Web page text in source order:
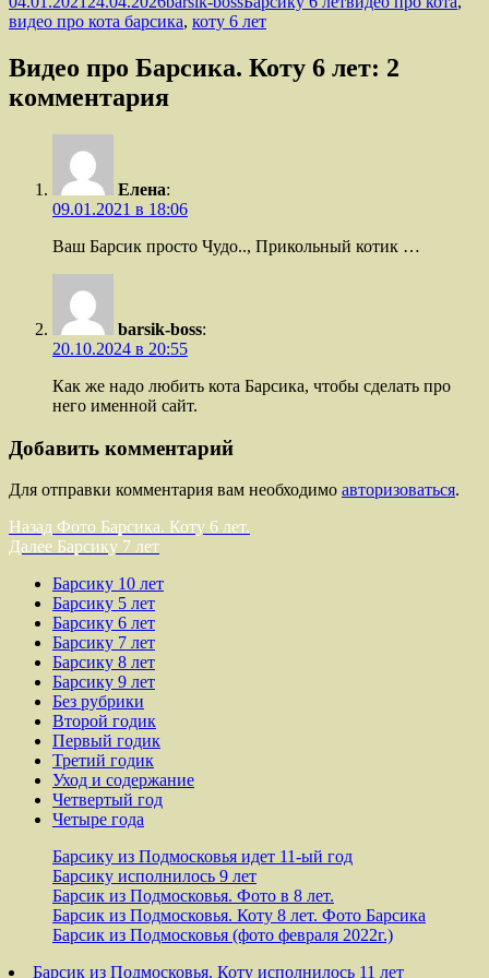
видео про кота барсика, коту 6 лет
Видео про Барсика. Коту 6 лет: 2
комментария
Елена:
09.01.2021 в 18:06
Ваш Барсик просто Чудо.., Прикольный котик …
barsik-boss:
20.10.2024 в 20:55
Как же надо любить кота Барсика, чтобы сделать про
него именной сайт.
Добавить комментарий
Для отправки комментария вам необходимо авторизоваться.
Навигация
по
записям
Назад Предыдущая
запись:
Фото Барсика. Коту 6 лет.
Далее Следующая
Барсику 7 лет
Барсику 10 лет
Барсику 5 лет
Барсику 6 лет
Барсику 7 лет
Барсику 8 лет
Барсику 9 лет
Без рубрики
Второй годик
Первый годик
Третий годик
Уход и содержание
Четвертый год
Четыре года
Барсику из Подмосковья идет 11-ый год
Барсику исполнилось 9 лет
Барсик из Подмосковья. Фото в 8 лет.
Барсик из Подмосковья. Коту 8 лет. Фото Барсика
Барсик из Подмосковья (фото февраля 2022г.)
Барсик из Подмосковья. Коту исполнилось 11 лет